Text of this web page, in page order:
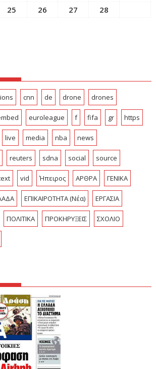
25 26 27 28
cnn de drone drones
euroleague f fifa gr https
live media nba news
reuters sdna social source
vid Ήπειρος ΑΡΘΡΑ ΓΕΝΙΚΑ
ΕΠΙΚΑΙΡΟΤΗΤΑ (Νέα) ΕΡΓΑΣΙΑ
ΠΟΛΙΤΙΚΑ ΠΡΟΚΗΡΥΞΕΙΣ ΣΧΟΛΙΟ